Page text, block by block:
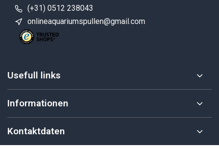
(+31) 0512 238043
onlineaquariumspullen@gmail.com
Usefull links
Informationen
Kontaktdaten